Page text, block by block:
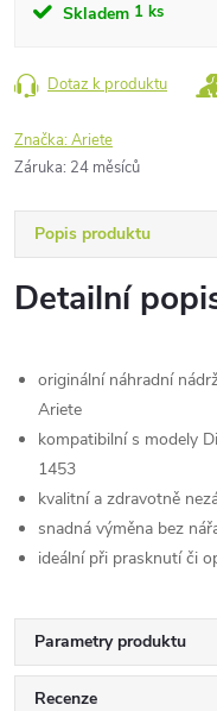
Skladem 1 ks
Dotaz k produktu
Značka:Ariete
Záruka: 24 měsíců
Popis produktu
Detailní
originální náhradní
Ariete
kompatibilní s modely
1453
kvalitní a zdravotně
snadná výměna bez
ideální při prasknutí či
Parametry produktu
Recenze